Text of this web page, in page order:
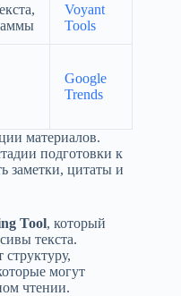
Voyant
Tools
Google
Trends
материалов.
подготовки к
заметки, цитаты и
Tool, который
текста.
могут
чтении.